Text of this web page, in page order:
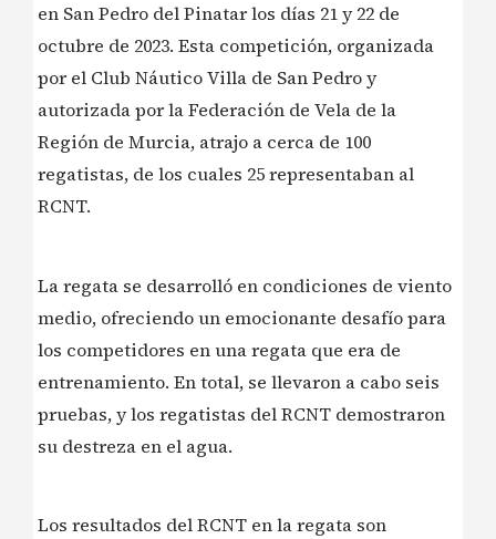
en San Pedro del Pinatar los días 21 y 22 de
octubre de 2023. Esta competición, organizada
por el Club Náutico Villa de San Pedro y
autorizada por la Federación de Vela de la
Región de Murcia, atrajo a cerca de 100
regatistas, de los cuales 25 representaban al
RCNT.
️La regata se desarrolló en condiciones de viento
medio, ofreciendo un emocionante desafío para
los competidores en una regata que era de
entrenamiento. En total, se llevaron a cabo seis
pruebas, y los regatistas del RCNT demostraron
su destreza en el agua.
Los resultados del RCNT en la regata son